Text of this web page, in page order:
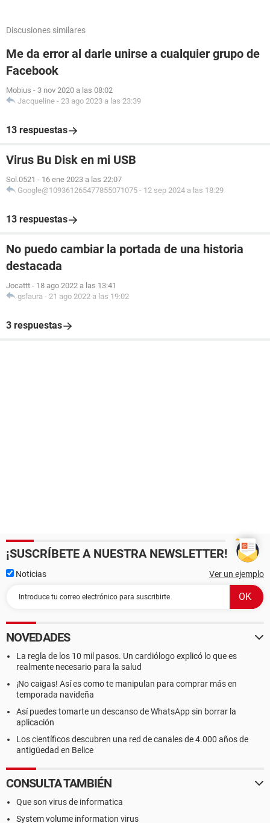
Discusiones similares
Me da error al darle unirse a cualquier grupo de
Facebook
Mobius - 3 nov 2020 a las 08:02
Jacqueline - 23 ago 2023 a las 23:39
13 respuestas
Virus Bu Disk en mi USB
Sol.0521 - 16 ene 2023 a las 22:07
Google@109361265477855071075 - 12 sep 2024 a las 18:29
13 respuestas
No puedo cambiar la portada de una historia
destacada
Jocattt - 18 ago 2022 a las 13:41
gslaura - 21 ago 2022 a las 19:02
3 respuestas
¡SUSCRÍBETE A NUESTRA NEWSLETTER!
Noticias Ver un ejemplo
NOVEDADES
La regla de los 10 mil pasos. Un cardiólogo explicó lo que es
realmente necesario para la salud
¡No caigas! Así es como te manipulan para comprar más en
temporada navideña
Así puedes tomarte un descanso de WhatsApp sin borrar la
aplicación
Los científicos descubren una red de canales de 4.000 años de
antigüedad en Belice
CONSULTA TAMBIÉN
Que son virus de informatica
System volume information virus